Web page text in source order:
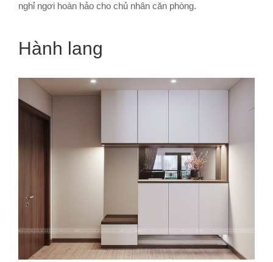
nghỉ ngơi hoàn hảo cho chủ nhân căn phòng.
Hành lang